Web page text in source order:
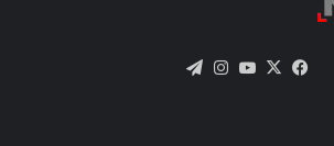
فيسبوك
X يوتيوبانستقرام